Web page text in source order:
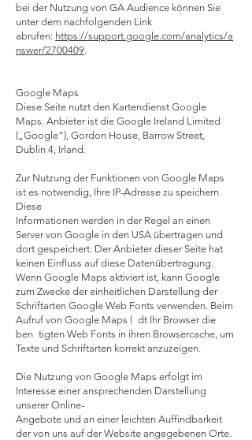
bei der Nutzung von GA Audience können Sie
unter dem nachfolgenden Link
abrufen: https://support.google.com/analytics/a
nswer/2700409.
Google Maps
Diese Seite nutzt den Kartendienst Google
Maps. Anbieter ist die Google Ireland Limited
(„Google“), Gordon House, Barrow Street,
Dublin 4, Irland.
Zur Nutzung der Funktionen von Google Maps
ist es notwendig, Ihre IP-Adresse zu speichern.
Diese
Informationen werden in der Regel an einen
Server von Google in den USA übertragen und
dort gespeichert. Der Anbieter dieser Seite hat
keinen Einfluss auf diese Datenübertragung.
Wenn Google Maps aktiviert ist, kann Google
zum Zwecke der einheitlichen Darstellung der
Schriftarten Google Web Fonts verwenden. Beim
Aufruf von Google Maps l dt Ihr Browser die
ben tigten Web Fonts in ihren Browsercache, um
Texte und Schriftarten korrekt anzuzeigen.
Die Nutzung von Google Maps erfolgt im
Interesse einer ansprechenden Darstellung
unserer Online-
Angebote und an einer leichten Auffindbarkeit
der von uns auf der Website angegebenen Orte.